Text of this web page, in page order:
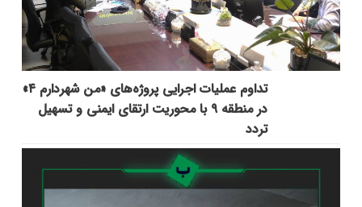
تداوم عملیات اجرایی پروژه‌های «من شهردارم ۴»
در منطقه ۹ با محوریت ارتقای ایمنی و تسهیل
تردد